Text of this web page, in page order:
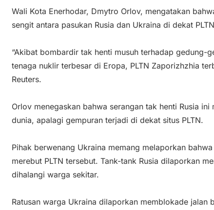
Wali Kota Enerhodar, Dmytro Orlov, mengatakan
sengit antara pasukan Rusia dan Ukraina di dekat
“Akibat bombardir tak henti musuh terhadap
tenaga nuklir terbesar di Eropa, PLTN Zaporizhzhia
Reuters.
Orlov menegaskan bahwa serangan tak henti Rusia
dunia, apalagi gempuran terjadi di dekat situs PLTN.
Pihak berwenang Ukraina memang melaporkan
merebut PLTN tersebut. Tank-tank Rusia dilaporkan
dihalangi warga sekitar.
Ratusan warga Ukraina dilaporkan memblokade jalan